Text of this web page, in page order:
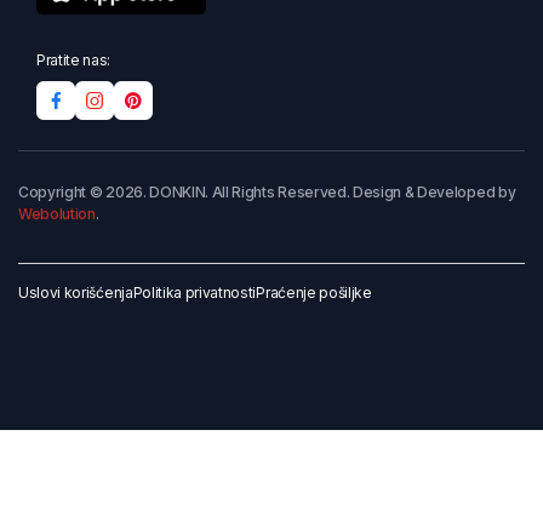
Pratite nas:
Copyright © 2026. DONKIN. All Rights Reserved. Design & Developed by
Webolution.
Uslovi korišćenjaPolitika privatnostiPraćenje pošiljke